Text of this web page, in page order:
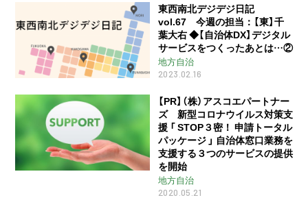
東西南北デジデジ日記
vol.67 今週の担当：【東】千
葉大右 ◆【自治体DX】デジタル
サービスをつくったあとは…②
地方自治
2023.02.16
【PR】（株）アスコエパートナー
ズ 新型コロナウイルス対策支
援 「 STOP３密！ 申請トータル
パッケージ 」 自治体窓口業務を
支援する３つのサービスの提供
を開始
地方自治
2020.05.21